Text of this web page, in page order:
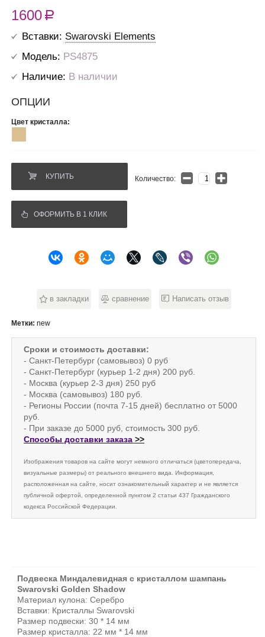
1600R
Вставки: Swarovski Elements
Модель: PS4875
Наличие: В наличии
ОПЦИИ
Цвет кристалла:
КУПИТЬ Количество:
ОФОРМИТЬ В 1 КЛИК
в закладки сравнение Написать отзыв
Метки: new
Сроки и стоимость доставки:
- Санкт-Петербург (самовывоз) 0 руб
- Санкт-Петербург (курьер 1-2 дня) 200 руб.
- Москва (курьер 2-3 дня) 250 руб
- Москва (самовывоз) 180 руб.
- Регионы России (почта 7-15 дней) бесплатно от 5000
руб.
- При заказе до 5000 руб, стоимость 300 руб.
Способы доставки заказа >>
Изображения товаров на сайте могут немного отличаться (цветопередача,
визуальные размеры) от реального внешнего вида. Информация,
расположенная на сайте, носит ознакомительный характер и не является
публичной офертой, определенной пунктом 2 статьи 437 Гражданского
кодекса Российской Федерации.
Подвеска Миндалевидная с кристаллом шампань
Swarovski Golden Shadow
Материал кулона: Серебро
Вставки: Кристаллы Swarovski
Размер подвески: 30 * 14 мм
Размер кристалла: 22 мм * 14 мм